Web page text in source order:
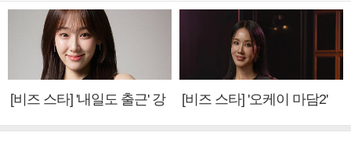
[비즈 스타] '내일도 출근' 강
[비즈 스타] '오케이 마담2'